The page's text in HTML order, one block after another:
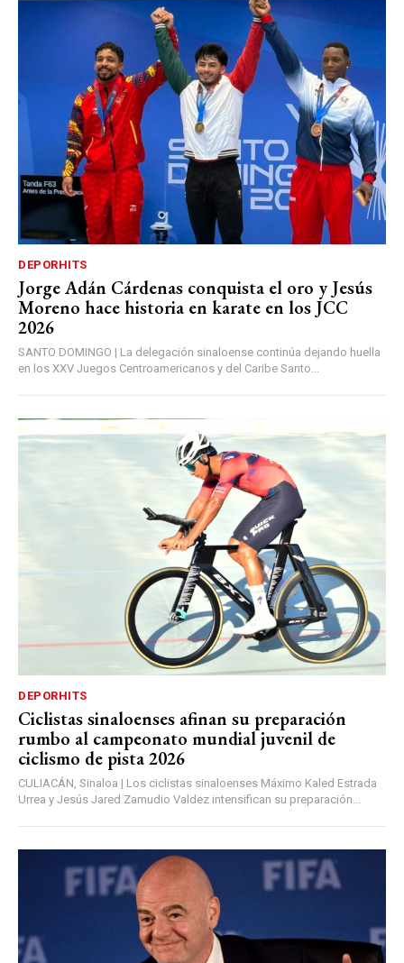
DEPORHITS
Jorge Adán Cárdenas conquista el oro y Jesús
Moreno hace historia en karate en los JCC
2026
SANTO DOMINGO | La delegación sinaloense continúa dejando huella
en los XXV Juegos Centroamericanos y del Caribe Santo...
DEPORHITS
Ciclistas sinaloenses afinan su preparación
rumbo al campeonato mundial juvenil de
ciclismo de pista 2026
CULIACÁN, Sinaloa | Los ciclistas sinaloenses Máximo Kaled Estrada
Urrea y Jesús Jared Zamudio Valdez intensifican su preparación...